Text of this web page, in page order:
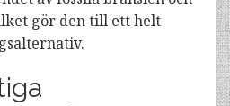
gör den till ett helt